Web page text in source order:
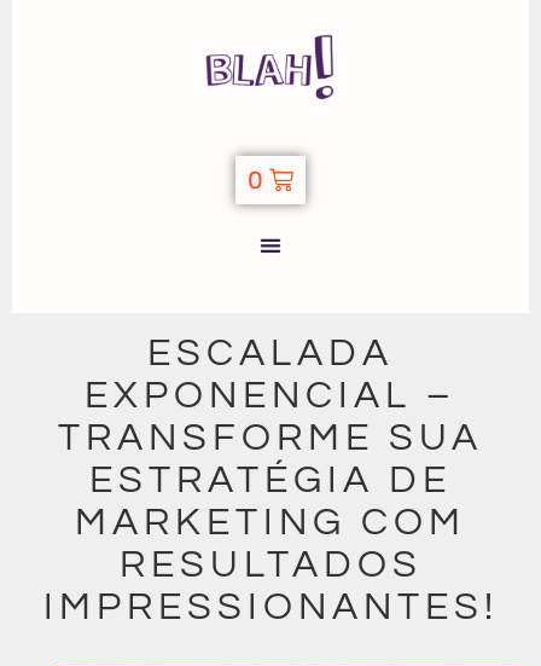
0
ESCALADA
EXPONENCIAL –
TRANSFORME SUA
ESTRATÉGIA DE
MARKETING COM
RESULTADOS
IMPRESSIONANTES!